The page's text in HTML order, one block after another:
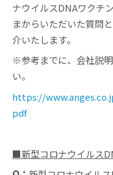
ナウイルスDNAワクチ
まからいただいた質問
介いたします。
※参考までに、会社説
い。
https://
pdf
■新型コロナウイルス